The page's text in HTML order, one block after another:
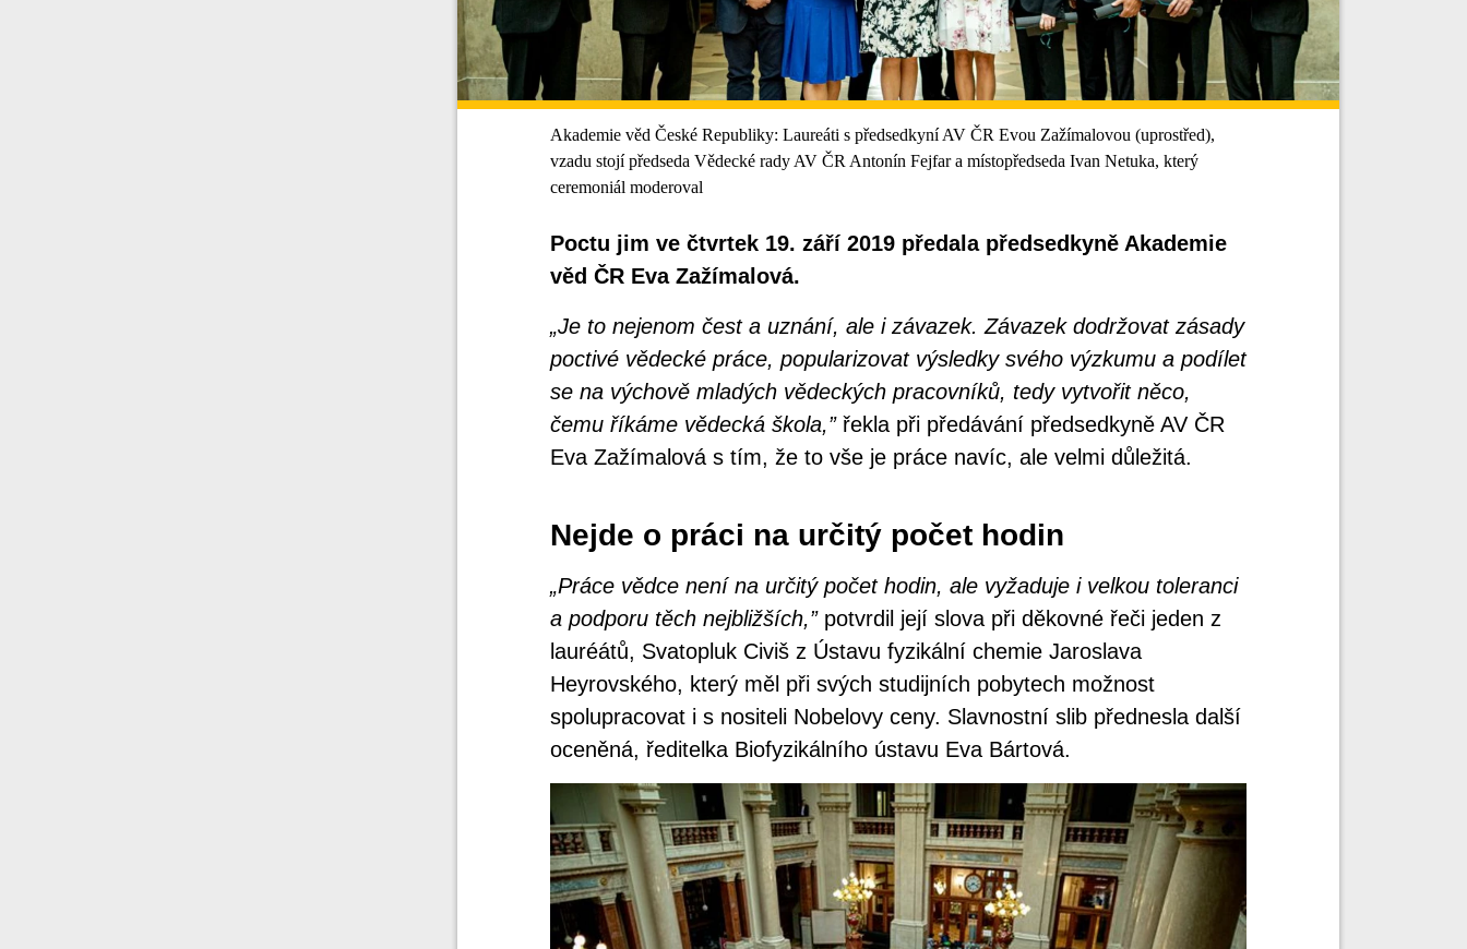
Akademie věd České Republiky: Laureáti s předsedkyní AV ČR Evou Zažímalovou (uprostřed),
vzadu stojí předseda Vědecké rady AV ČR Antonín Fejfar a místopředseda Ivan Netuka, který
ceremoniál moderoval
Poctu jim ve čtvrtek 19. září 2019 předala předsedkyně Akademie
věd ČR Eva Zažímalová.
„Je to nejenom čest a uznání, ale i závazek. Závazek dodržovat zásady
poctivé vědecké práce, popularizovat výsledky svého výzkumu a podílet
se na výchově mladých vědeckých pracovníků, tedy vytvořit něco,
čemu říkáme vědecká škola,”řekla při předávání předsedkyně AV ČR
Eva Zažímalová s tím, že to vše je práce navíc, ale velmi důležitá.
Nejde o práci na určitý počet hodin
„Práce vědce není na určitý počet hodin, ale vyžaduje i velkou toleranci
a podporu těch nejbližších,”potvrdil její slova při děkovné řeči jeden z
lauréátů, Svatopluk Civiš z Ústavu fyzikální chemie Jaroslava
Heyrovského, který měl při svých studijních pobytech možnost
spolupracovat i s nositeli Nobelovy ceny. Slavnostní slib přednesla další
oceněná, ředitelka Biofyzikálního ústavu Eva Bártová.